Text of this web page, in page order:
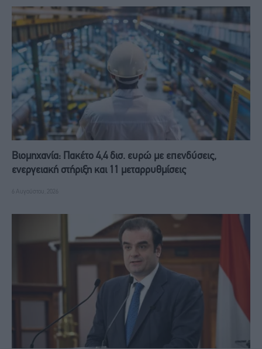
Βιομηχανία: Πακέτο 4,4 δισ. ευρώ με επενδύσεις,
ενεργειακή στήριξη και 11 μεταρρυθμίσεις
6 Αυγούστου, 2026